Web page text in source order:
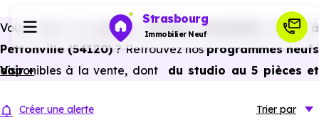
Strasbourg
Immobilier Neuf
Vous avez un
projet d’achat immobilier neuf à
Pettonville (54120) ? Retrouvez nos programmes neufs
disponibles à la vente, dont
du studio au 5 pièces et
Voir +
Créer une alerte Trier par